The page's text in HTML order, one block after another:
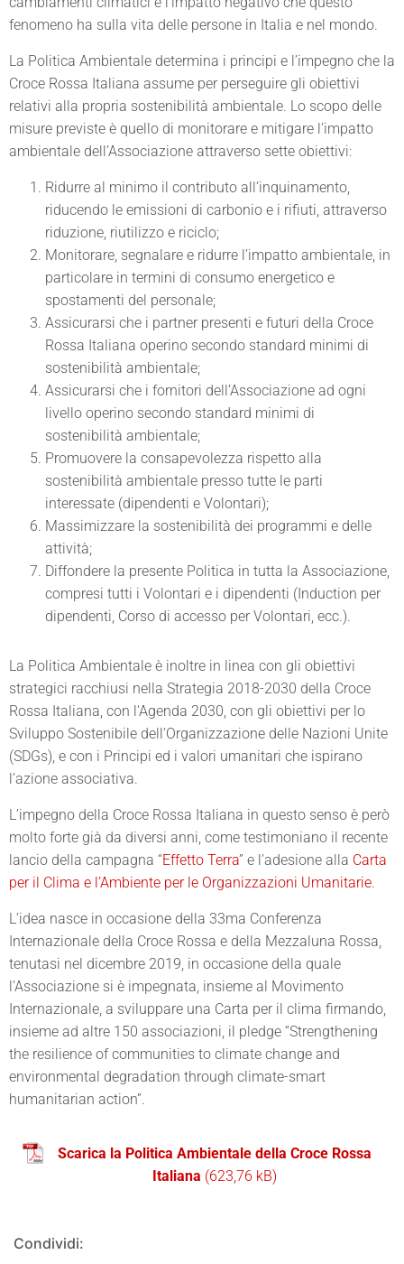
fenomeno ha sulla vita delle persone in Italia e nel mondo.
La Politica Ambientale determina i principi e l’impegno che la
Croce Rossa Italiana assume per perseguire gli obiettivi
relativi alla propria sostenibilità ambientale. Lo scopo delle
misure previste è quello di monitorare e mitigare l’impatto
ambientale dell’Associazione attraverso sette obiettivi:
Ridurre al minimo il contributo all’inquinamento,
riducendo le emissioni di carbonio e i rifiuti, attraverso
riduzione, riutilizzo e riciclo;
Monitorare, segnalare e ridurre l’impatto ambientale, in
particolare in termini di consumo energetico e
spostamenti del personale;
Assicurarsi che i partner presenti e futuri della Croce
Rossa Italiana operino secondo standard minimi di
sostenibilità ambientale;
Assicurarsi che i fornitori dell’Associazione ad ogni
livello operino secondo standard minimi di
sostenibilità ambientale;
Promuovere la consapevolezza rispetto alla
sostenibilità ambientale presso tutte le parti
interessate (dipendenti e Volontari);
Massimizzare la sostenibilità dei programmi e delle
attività;
Diffondere la presente Politica in tutta la Associazione,
compresi tutti i Volontari e i dipendenti (Induction per
dipendenti, Corso di accesso per Volontari, ecc.).
La Politica Ambientale è inoltre in linea con gli obiettivi
strategici racchiusi nella Strategia 2018-2030 della Croce
Rossa Italiana, con l’Agenda 2030, con gli obiettivi per lo
Sviluppo Sostenibile dell’Organizzazione delle Nazioni Unite
(SDGs), e con i Principi ed i valori umanitari che ispirano
l’azione associativa.
L’impegno della Croce Rossa Italiana in questo senso è però
molto forte già da diversi anni, come testimoniano il recente
lancio della campagna “Effetto Terra” e l’adesione alla Carta
per il Clima e l’Ambiente per le Organizzazioni Umanitarie.
L’idea nasce in occasione della 33ma Conferenza
Internazionale della Croce Rossa e della Mezzaluna Rossa,
tenutasi nel dicembre 2019, in occasione della quale
l’Associazione si è impegnata, insieme al Movimento
Internazionale, a sviluppare una Carta per il clima firmando,
insieme ad altre 150 associazioni, il pledge “Strengthening
the resilience of communities to climate change and
environmental degradation through climate-smart
humanitarian action”.
Scarica la Politica Ambientale della Croce Rossa
Italiana
Condividi: